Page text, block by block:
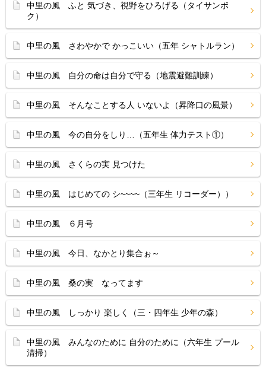
中里の風 ふと 気づき、視野をひろげる（タイサンボ
ク）
中里の風 さわやかで かっこいい（五年 シャトルラン）
中里の風 自分の命は自分で守る（地震避難訓練）
中里の風 そんなことする人 いないよ（昇降口の風景）
中里の風 今の自分をしり…（五年生 体力テスト①）
中里の風 さくらの実 見つけた
中里の風 はじめての シ~~~~（三年生 リコーダー））
中里の風 ６月号
中里の風 今日、なかとり集合ぉ～
中里の風 桑の実 なってます
中里の風 しっかり 楽しく（三・四年生 少年の森）
中里の風 みんなのために 自分のために（六年生 プール
清掃）